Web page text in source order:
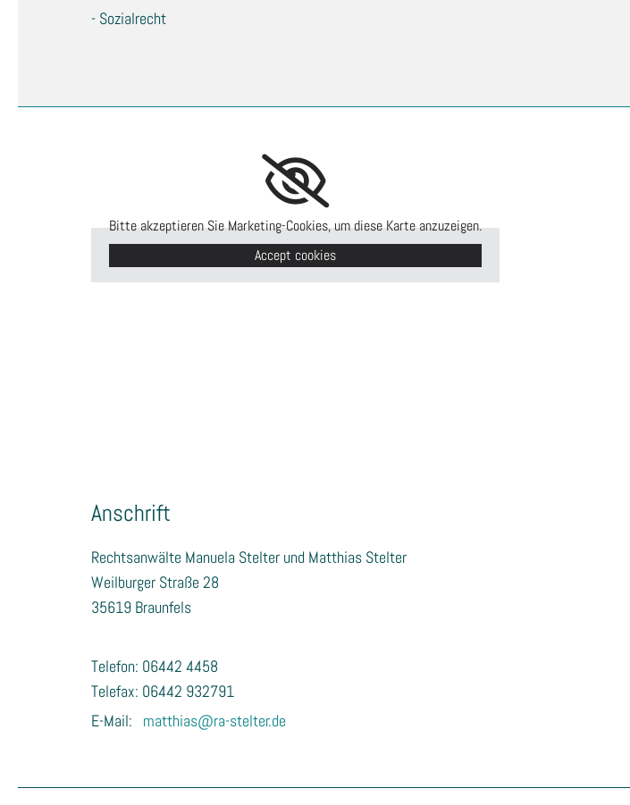
- Sozialrecht
Bitte akzeptieren Sie Marketing-Cookies, um diese Karte anzuzeigen.
Accept cookies
Anschrift
Rechtsanwälte Manuela Stelter und Matthias Stelter
Weilburger Straße 28
35619 Braunfels
Telefon: 06442 4458
Telefax: 06442 932791
E-Mail: matthias@ra-stelter.de